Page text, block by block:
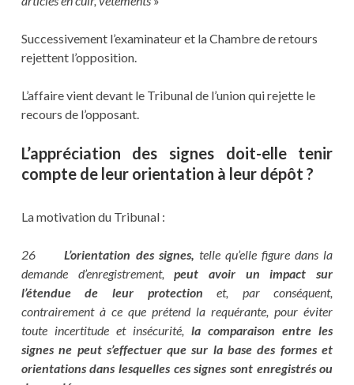
Successivement l’examinateur et la Chambre de retours
rejettent l’opposition.
L’affaire vient devant le Tribunal de l’union qui rejette le
recours de l’opposant.
L’appréciation des signes doit-elle tenir
compte de leur orientation à leur dépôt ?
La motivation du Tribunal :
26L’orientation des signes, telle qu’elle figure dans la
demande d’enregistrement,peut avoir un impact sur
l’étendue de leur protection et, par conséquent,
contrairement à ce que prétend la requérante, pour éviter
toute incertitude et insécurité,la comparaison entre les
signes ne peut s’effectuer que sur la base des formes et
orientations dans lesquelles ces signes sont enregistrés ou